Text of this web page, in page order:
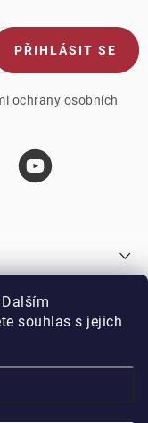
souhlas s jejich
ochrany osobních
PŘIHLÁSIT SE